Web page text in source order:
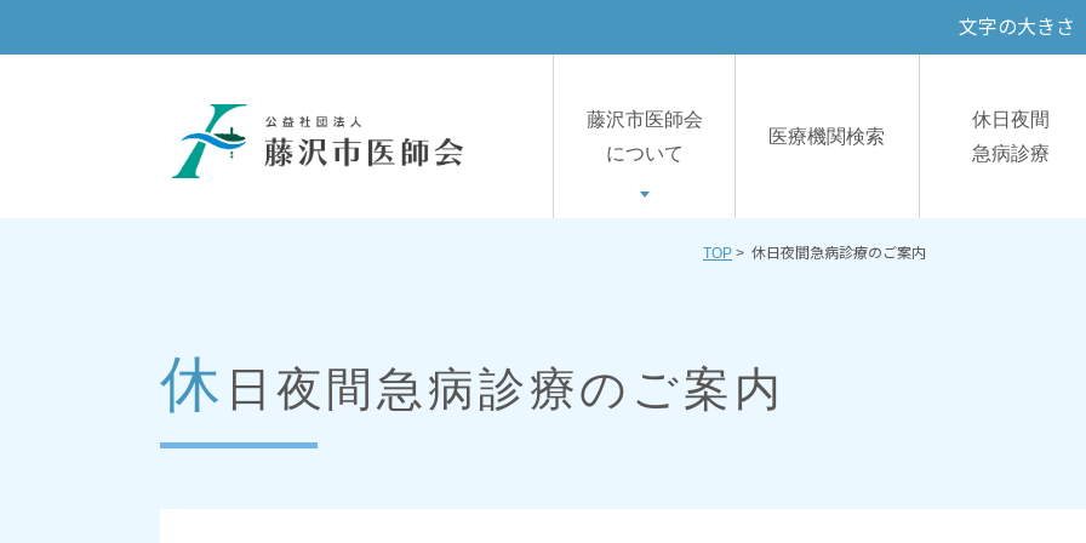
文字の大きさ
藤沢市医師会
について
医療機関検索
休日夜間
急病診療
TOP > 休日夜間急病診療のご案内
休 日夜間急病診療のご案内